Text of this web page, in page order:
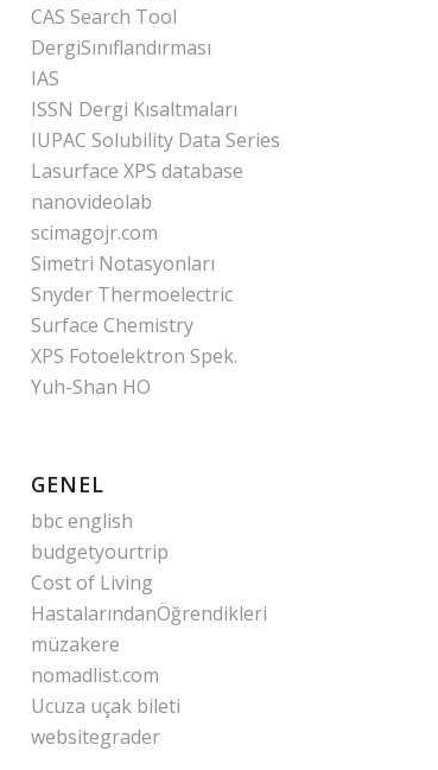
CAS Search Tool
DergiSınıflandırması
IAS
ISSN Dergi Kısaltmaları
IUPAC Solubility Data Series
Lasurface XPS database
nanovideolab
scimagojr.com
Simetri Notasyonları
Snyder Thermoelectric
Surface Chemistry
XPS Fotoelektron Spek.
Yuh-Shan HO
GENEL
bbc english
budgetyourtrip
Cost of Living
HastalarındanÖğrendikleri
müzakere
nomadlist.com
Ucuza uçak bileti
websitegrader